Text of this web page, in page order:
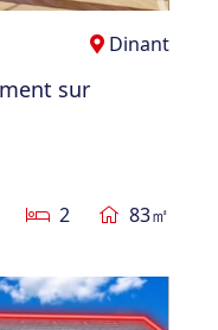
Dinant
sur
2 83㎡